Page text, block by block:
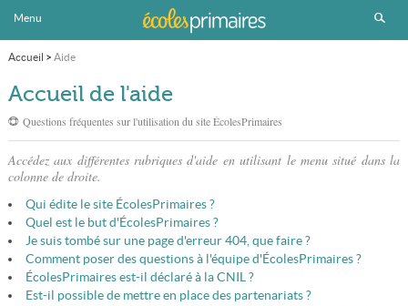
Menu
Accueil > Aide
Accueil de l'aide
Questions fréquentes sur l'utilisation du site ÉcolesPrimaires
Accédez aux différentes rubriques d'aide en utilisant le menu situé dans la
colonne de droite.
Qui édite le site ÉcolesPrimaires ?
Quel est le but d'ÉcolesPrimaires ?
Je suis tombé sur une page d'erreur 404, que faire ?
Comment poser des questions à l'équipe d'ÉcolesPrimaires ?
ÉcolesPrimaires est-il déclaré à la CNIL ?
Est-il possible de mettre en place des partenariats ?